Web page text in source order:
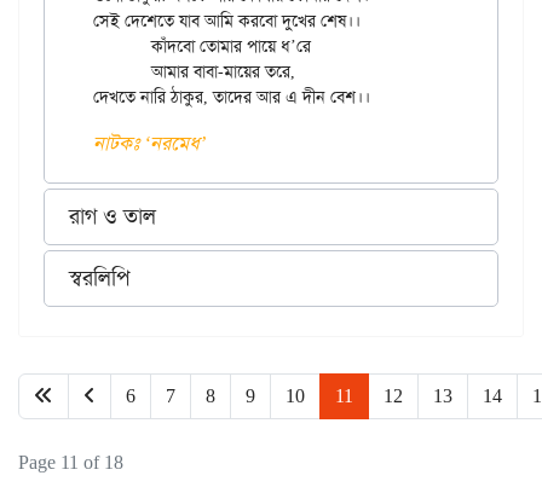
সেই দেশেতে যাব আমি করবো দুখের শেষ।।
	কাঁদবো তোমার পায়ে ধ’রে
	আমার বাবা-মায়ের তরে,
নাটকঃ ‘নরমেধ’
রাগ ও তাল
স্বরলিপি
6 7 8 9 10 11 12 13 14
Page 11 of 18